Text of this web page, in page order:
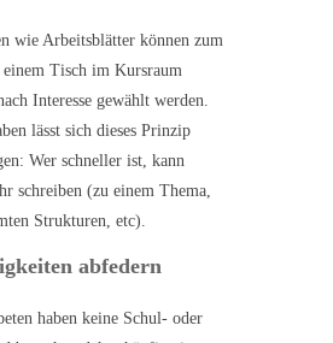
wie Arbeitsblätter können zum
Tisch im Kursraum
Interesse gewählt werden.
lässt sich dieses Prinzip
Wer schneller ist, kann
schreiben (zu einem Thema,
Strukturen, etc).
abfedern
haben keine Schul- oder